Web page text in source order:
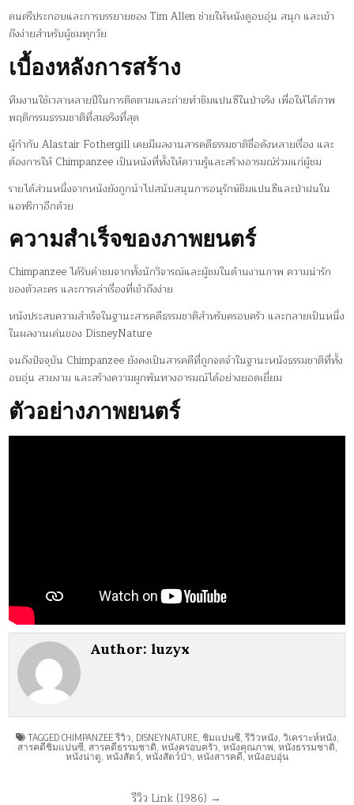
ดนตรีประกอบและการบรรยายของ Tim Allen ช่วยให้หนังดูอบอุ่น สนุก และเข้า
ถึงง่ายสำหรับผู้ชมทุกวัย
เบื้องหลังการสร้าง
ทีมงานใช้เวลาหลายปีในการติดตามและถ่ายทำชิมแปนซีในป่าจริง เพื่อให้ได้ภาพ
พฤติกรรมธรรมชาติที่สมจริงที่สุด
ผู้กำกับ Alastair Fothergill เคยมีผลงานสารคดีธรรมชาติชื่อดังหลายเรื่อง และ
ต้องการให้ Chimpanzee เป็นหนังที่ทั้งให้ความรู้และสร้างอารมณ์ร่วมแก่ผู้ชม
รายได้ส่วนหนึ่งจากหนังยังถูกนำไปสนับสนุนการอนุรักษ์ชิมแปนซีและป่าฝนใน
แอฟริกาอีกด้วย
ความสำเร็จของภาพยนตร์
Chimpanzee ได้รับคำชมจากทั้งนักวิจารณ์และผู้ชมในด้านงานภาพ ความน่ารัก
ของตัวละคร และการเล่าเรื่องที่เข้าถึงง่าย
หนังประสบความสำเร็จในฐานะสารคดีธรรมชาติสำหรับครอบครัว และกลายเป็นหนึ่ง
ในผลงานเด่นของ DisneyNature
จนถึงปัจจุบัน Chimpanzee ยังคงเป็นสารคดีที่ถูกจดจำในฐานะหนังธรรมชาติที่ทั้ง
อบอุ่น สวยงาม และสร้างความผูกพันทางอารมณ์ได้อย่างยอดเยี่ยม
ตัวอย่างภาพยนตร์
Author:luzyx
TAGGED CHIMPANZEE รีวิว, DISNEYNATURE, ชิมแปนซี,รีวิวหนัง, วิเคราะห์หนัง,
สารคดีชิมแปนซี, สารคดีธรรมชาติ, หนังครอบครัว, หนังคุณภาพ, หนังธรรมชาติ,
หนังน่าดู, หนังสัตว์, หนังสัตว์ป่า, หนังสารคดี,หนังอบอุ่น
รีวิว Link (1986) →